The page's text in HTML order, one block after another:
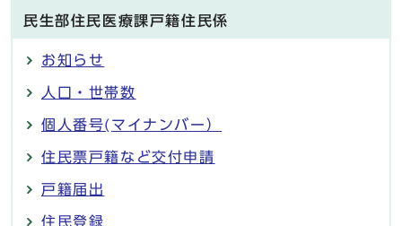
民生部住民医療課戸籍住民係
お知らせ
人口・世帯数
個人番号(マイナンバー）
住民票戸籍など交付申請
戸籍届出
住民登録